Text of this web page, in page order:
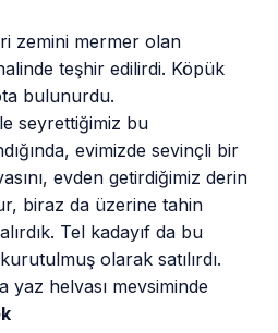
zemini mermer olan
teşhir edilirdi. Köpük
bulunurdu.
seyrettiğimiz bu
evimizde sevinçli bir
evden getirdiğimiz derin
biraz da üzerine tahin
Tel kadayıf da bu
olarak satılırdı.
yaz helvası mevsiminde